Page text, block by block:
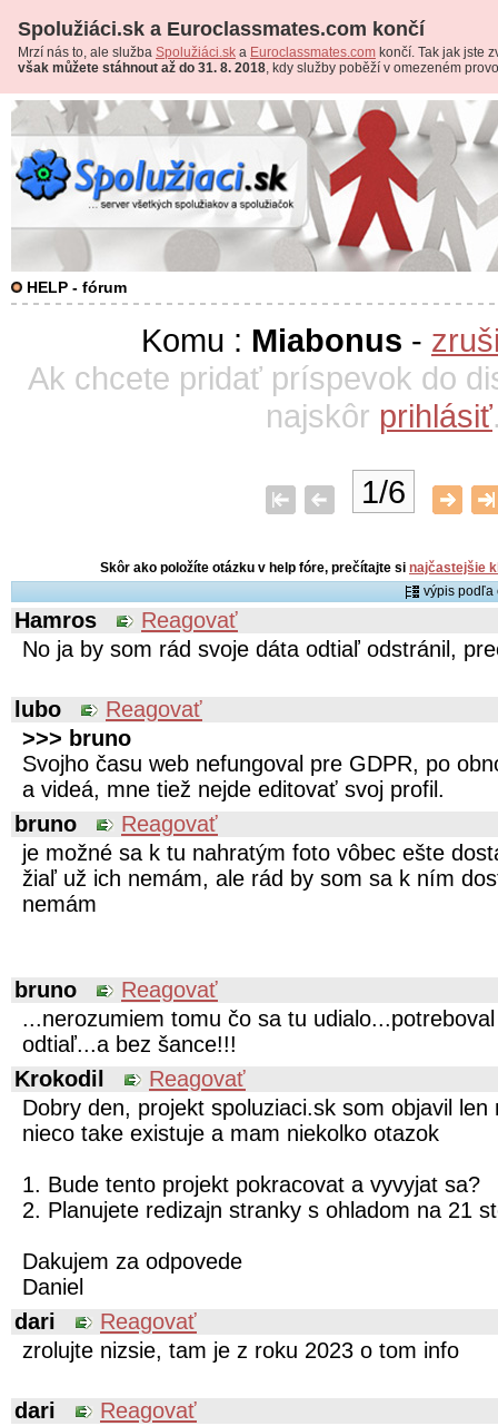
Spolužiáci.sk a Euroclassmates.com končí
Mrzí nás to, ale služba Spolužiáci.sk a Euroclassmates.com končí. Tak jak jste
však můžete stáhnout až do 31. 8. 2018, kdy služby poběží v omezeném
HELP - fórum
Komu : Miabonus -
Ak chcete pridať príspevok do
najskôr prihlásiť
1/6
Skôr ako položíte otázku v help fóre, prečítajte si najčastejšie
výpis
Hamros
Reagovať
No ja by som rád svoje dáta odtiaľ odstránil,
lubo
Reagovať
>>> bruno
Svojho času web nefungoval pre GDPR, po
a videá, mne tiež nejde editovať svoj profil.
bruno
Reagovať
je možné sa k tu nahratým foto vôbec ešte
žiaľ už ich nemám, ale rád by som sa k ním
nemám
bruno
Reagovať
...nerozumiem tomu čo sa tu
odtiaľ...a bez šance!!!
Krokodil
Reagovať
Dobry den, projekt spoluziaci.sk som objavil
nieco take existuje a mam niekolko otazok
1. Bude tento projekt pokracovat a vyvyjat sa?
2. Planujete redizajn stranky s ohladom na 21
Dakujem za odpovede
Daniel
dari
Reagovať
zrolujte nizsie, tam je z roku 2023 o tom info
dari
Reagovať